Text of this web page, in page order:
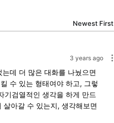
Newest First
3 years ago
데 더 많은 대화를 나눴으면
수 있는 형태여야 하고, 그렇
기검열적인 생각을 하게 만드
아갈 수 있는지, 생각해보면